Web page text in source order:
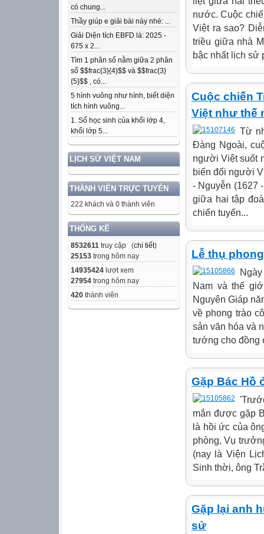
có chung...
Thầy giúp e giải bài này nhé: ...
Giải Diện tích EBFD là: 2025 -
675 x 2...
Tìm 1 phân số nằm giữa 2 phân
số $$frac{3}{4}$$ và $$frac{3}
{5}$$ , có...
5 hình vuông như hình, biết diện
tích hình vuông...
1. Số học sinh của khối lớp 4,
khối lớp 5...
LỊCH SỬ VIỆT NAM
THÀNH VIÊN TRỰC TUYẾN
222 khách và 0 thành viên
THỐNG KÊ
8532611 truy cập (chi tiết)
25153 trong hôm nay
14935424 lượt xem
27954 trong hôm nay
420 thành viên
nước. Cuộc
Việt ra sao?
triều giữa nhà
bậc nhất lịch sử
Cuộc chiến
Việt như thế
Từ
Đàng Ngoài,
người Việt suốt
biến đổi người
- Nguyễn (1627
giữa hai tập
chiến tuyến...
Lễ thụ
Nam và thế
Nguyên Giáp
về phong trào
sản văn hóa và
tướng cho đồng
Gặp Bác Hồ
mắn được gặp
là hồi ức của
phòng, Vụ
(nay là Viện
Sinh thời, ông
Gặp lại anh
sử